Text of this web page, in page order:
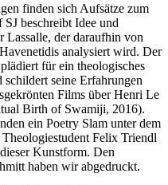
finden sich Aufsätze zum
beschreibt Idee und
Lassalle, der daraufhin von
analysiert wird. Der
für ein theologisches
seine Erfahrungen
Films über Henri Le
Birth of Swamiji, 2016).
ein Poetry Slam unter dem
Felix Triendl
Kunstform. Den
haben wir abgedruckt.